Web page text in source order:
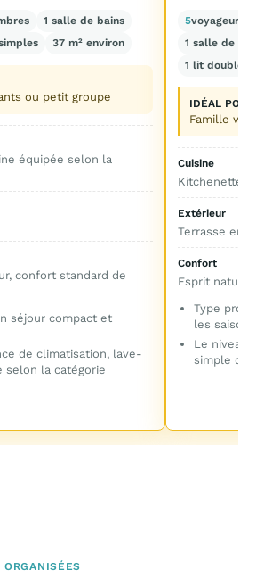
1 salle de bains
37 m² environ
ou petit groupe
équipée selon la
confort standard de
séjour compact et
de climatisation, lave-
selon la catégorie
5voyageurs
1 salle de
1 lit double +
IDÉAL POUR
Famille
Cuisine
Kitchenette
Extérieur
Terrasse en
Confort
Esprit
Type
les saisons
Le niveau
simple